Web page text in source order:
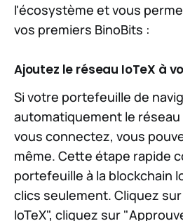
l'écosystème et vous
vos premiers BinoBits :
Ajoutez le réseau IoTeX à
Si votre portefeuille de
automatiquement le réseau
vous connectez, vous
même. Cette étape rapide
portefeuille à la blockchain
clics seulement. Cliquez
IoTeX", cliquez sur